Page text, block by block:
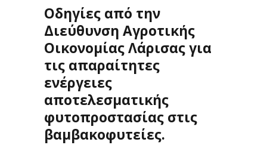
Οδηγίες από την
Διεύθυνση Αγροτικής
Οικονομίας Λάρισας για
τις απαραίτητες
ενέργειες
αποτελεσματικής
φυτοπροστασίας στις
βαμβακοφυτείες.